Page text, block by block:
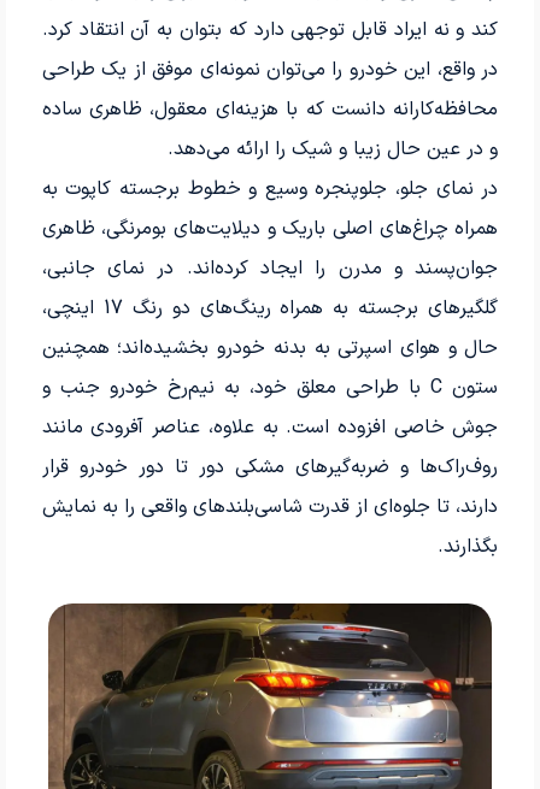
کند و نه ایراد قابل توجهی دارد که بتوان به آن انتقاد کرد.
در واقع، این خودرو را می‌توان نمونه‌ای موفق از یک طراحی
محافظه‌کارانه دانست که با هزینه‌ای معقول، ظاهری ساده
و در عین حال زیبا و شیک را ارائه می‌دهد.
در نمای جلو، جلوپنجره وسیع و خطوط برجسته کاپوت به
همراه چراغ‌های اصلی باریک و دیلایت‌های بومرنگی، ظاهری
جوان‌پسند و مدرن را ایجاد کرده‌اند. در نمای جانبی،
گلگیرهای برجسته به همراه رینگ‌های دو رنگ 17 اینچی،
حال و هوای اسپرتی به بدنه خودرو بخشیده‌اند؛ همچنین
ستون C با طراحی معلق خود، به نیم‌رخ خودرو جنب و
جوش خاصی افزوده است. به علاوه، عناصر آفرودی مانند
روف‌راک‌ها و ضربه‌گیرهای مشکی دور تا دور خودرو قرار
دارند، تا جلوه‌ای از قدرت شاسی‌بلندهای واقعی را به نمایش
بگذارند.